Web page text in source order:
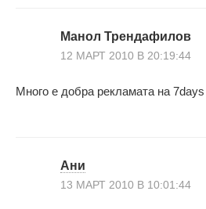
Maнол Трендафилов
12 МАРТ 2010 В 20:19:44
Много е добра рекламата на
Ани
13 МАРТ 2010 В 10:01:44